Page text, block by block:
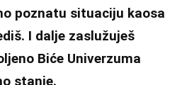
poznatu situaciju kaosa
I dalje zaslužuješ
Biće Univerzuma
stanje.